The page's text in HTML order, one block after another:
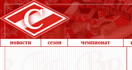
новости сезон чемпионат